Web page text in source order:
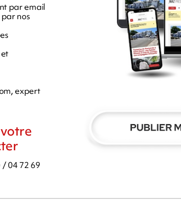
par email
nos
expert
/ 04 72 69